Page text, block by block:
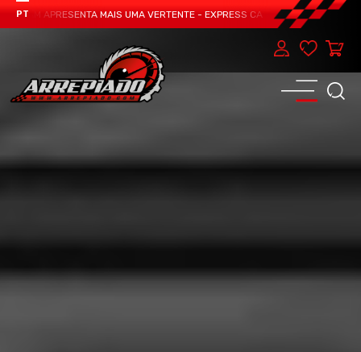
PTAPRESENTA MAIS UMA VERTENTE - EXPRESS CAR SERVICE,